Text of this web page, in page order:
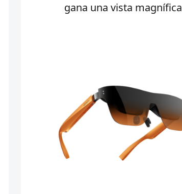
gana una vista magnífica